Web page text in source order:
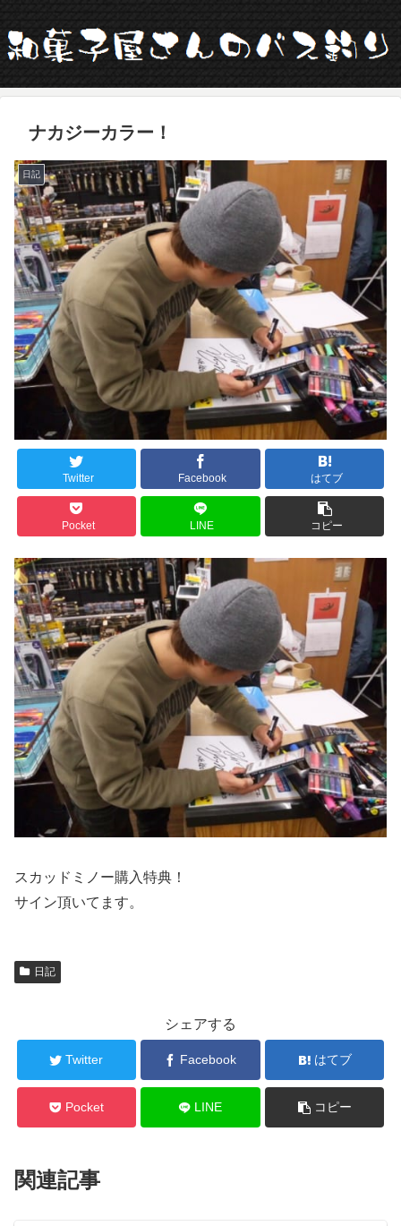
ナカジーカラー！
日記
Twitter Facebook はてブ
Pocket LINE コピー
スカッドミノー購入特典！
サイン頂いてます。
日記
シェアする
Twitter Facebook はてブ
Pocket LINE コピー
関連記事